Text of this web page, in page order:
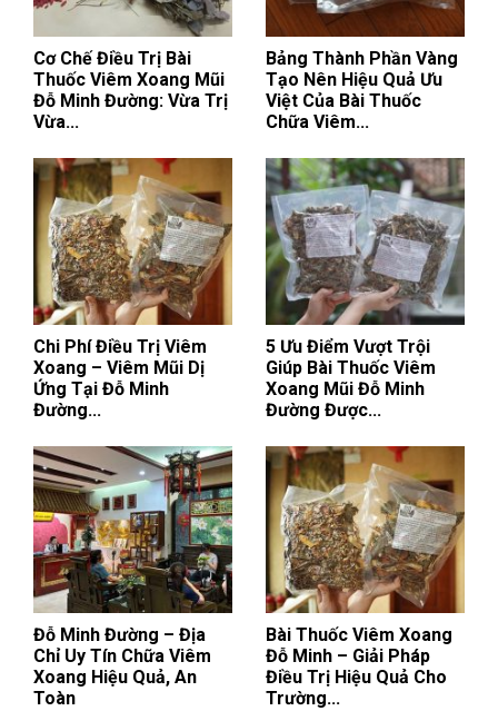
Cơ Chế Điều Trị Bài
Thuốc Viêm Xoang Mũi
Đỗ Minh Đường: Vừa Trị
Vừa...
Bảng Thành Phần Vàng
Tạo Nên Hiệu Quả Ưu
Việt Của Bài Thuốc
Chữa Viêm...
Chi Phí Điều Trị Viêm
Xoang – Viêm Mũi Dị
Ứng Tại Đỗ Minh
Đường...
5 Ưu Điểm Vượt Trội
Giúp Bài Thuốc Viêm
Xoang Mũi Đỗ Minh
Đường Được...
Đỗ Minh Đường – Địa
Chỉ Uy Tín Chữa Viêm
Xoang Hiệu Quả, An
Toàn
Bài Thuốc Viêm Xoang
Đỗ Minh – Giải Pháp
Điều Trị Hiệu Quả Cho
Trường...